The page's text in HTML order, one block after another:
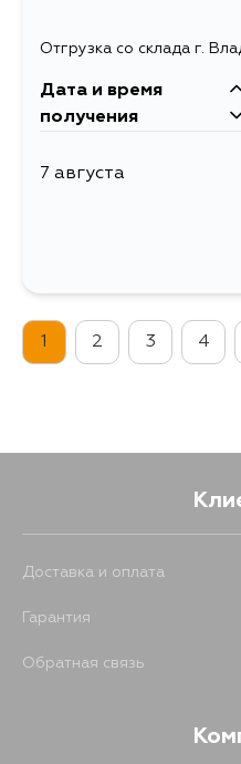
Отгрузка со склада г.
Дата и время
получения
7 августа
1 2 3 4
Доставка и оплата
Гарантия
Обратная связь